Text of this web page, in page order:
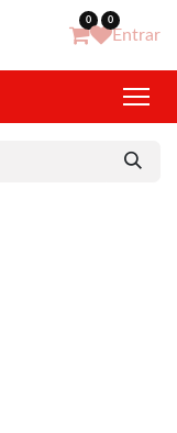
0 0
Entrar